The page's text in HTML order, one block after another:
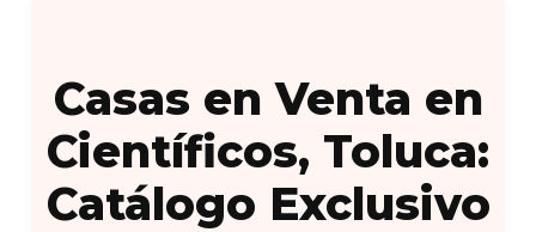
Casas en Venta en
Científicos, Toluca:
Catálogo Exclusivo